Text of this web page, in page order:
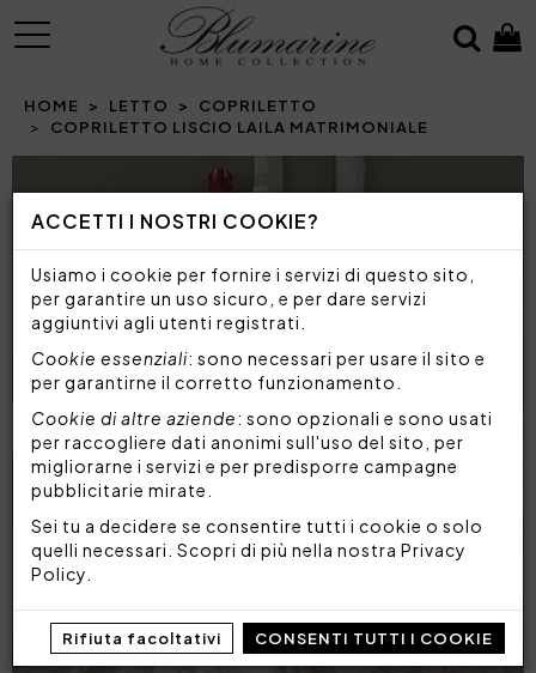
ACCETTI I NOSTRI COOKIE?
Usiamo i cookie per fornire i servizi di questo sito,
per garantire un uso sicuro, e per dare servizi
aggiuntivi agli utenti registrati.
Cookie essenziali: sono necessari per usare il sito e
per garantirne il corretto funzionamento.
Cookie di altre aziende: sono opzionali e sono usati
per raccogliere dati anonimi sull'uso del sito, per
migliorarne i servizi e per predisporre campagne
pubblicitarie mirate.
Sei tu a decidere se consentire tutti i cookie o solo
quelli necessari. Scopri di più nella nostra Privacy
Policy
Rifiuta facoltativi CONSENTI TUTTI I COOKIE
MENU
HOME LETTO
COPRILETTO
COPRILETTO LISCIO LAILA MATRIMONIALE
Prev